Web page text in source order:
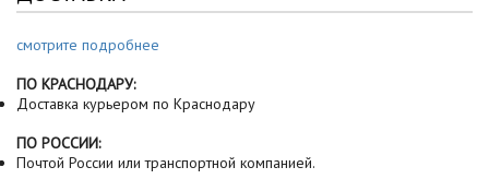
смотрите подробнее
ПО КРАСНОДАРУ:
Доставка курьером по Краснодару
ПО РОССИИ:
Почтой России или транспортной компанией.